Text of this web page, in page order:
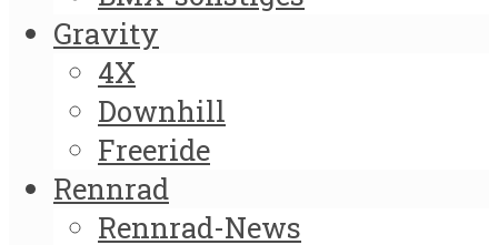
Gravity
4X
Downhill
Freeride
Rennrad
Rennrad-News